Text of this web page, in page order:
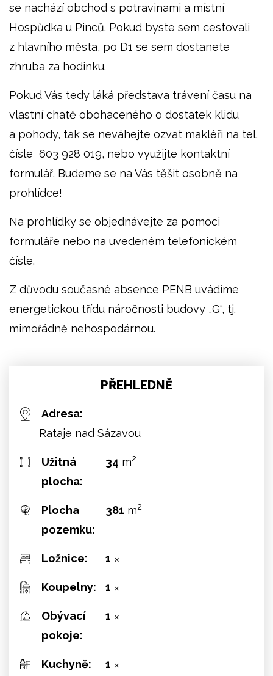
se nachází obchod s potravinami a místní
Hospůdka u Pinců. Pokud byste sem cestovali
z hlavního města, po D1 se sem dostanete
zhruba za hodinku.
Pokud Vás tedy láká představa trávení času na
vlastní chatě obohaceného o dostatek klidu
a pohody, tak se neváhejte ozvat makléři na tel.
čísle 603 928 019, nebo využijte kontaktní
formulář. Budeme se na Vás těšit osobně na
prohlídce!
Na prohlídky se objednávejte za pomoci
formuláře nebo na uvedeném telefonickém
čísle.
Z důvodu současné absence PENB uvádíme
energetickou třídu náročnosti budovy „G“, tj.
mimořádně nehospodárnou.
PŘEHLEDNĚ
Adresa:
Rataje nad Sázavou
Užitná
plocha:
34 m2
Plocha
pozemku:
381 m2
Ložnice: 1 ✕
Koupelny: 1 ✕
Obývací
pokoje:
1 ✕
Kuchyně: 1 ✕